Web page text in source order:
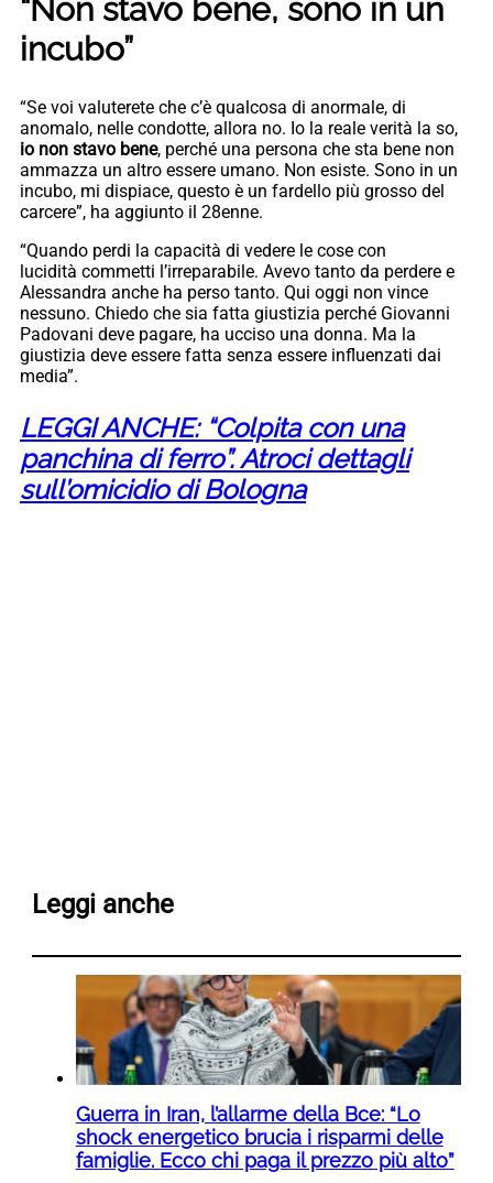
“Non stavo bene, sono in un
incubo”
“Se voi valuterete che c’è qualcosa di anormale, di
anomalo, nelle condotte, allora no. Io la reale verità la so,
io non stavo bene, perché una persona che sta bene non
ammazza un altro essere umano. Non esiste. Sono in un
incubo, mi dispiace, questo è un fardello più grosso del
carcere”, ha aggiunto il 28enne.
“Quando perdi la capacità di vedere le cose con
lucidità commetti l’irreparabile. Avevo tanto da perdere e
Alessandra anche ha perso tanto. Qui oggi non vince
nessuno. Chiedo che sia fatta giustizia perché Giovanni
Padovani deve pagare, ha ucciso una donna. Ma la
giustizia deve essere fatta senza essere influenzati dai
media”.
LEGGI ANCHE: “Colpita con una
panchina di ferro”. Atroci dettagli
sull’omicidio di Bologna
Leggi anche
Guerra in Iran, l’allarme della Bce: “Lo
shock energetico brucia i risparmi delle
famiglie. Ecco chi paga il prezzo più alto”